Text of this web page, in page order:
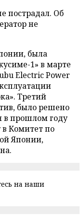
пострадал. Об
не
была
1» в марте
Electric Power
Третий
было решено
в прошлом году
в Комитет по
Японии,
на наши